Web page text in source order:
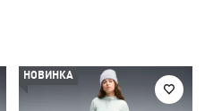
НОВИНКА